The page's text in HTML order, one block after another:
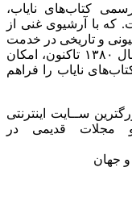
کتاب‌های نایاب،
که با آرشیوی غنی از
و تاریخی در خدمت
دوست‌داران فرهنگ و ادب هستیم ما از سال ۱۳۸۰ تاکنون، امکان
نایاب را فراهم
ســایت اینترنتی
مجلات قدیمی در
و جهان